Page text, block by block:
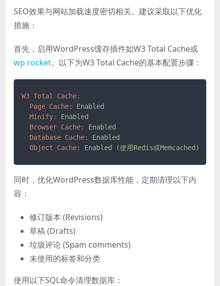
SEO效果与网站加载速度密切相关。建议采取以下优化
措施：
首先，启用WordPress缓存插件如W3 Total Cache或
wp rocket。以下为W3 Total Cache的基本配置步骤：
W3 Total Cache:
Page Cache:
Enabled
Minify:
Enabled
Browser Cache:
Enabled
Database Cache:
Enabled
Object Cache:
Enabled (使用Redis或Memcached)
同时，优化WordPress数据库性能，定期清理以下内
容：
修订版本 (Revisions)
草稿 (Drafts)
垃圾评论 (Spam comments)
未使用的标签和分类
使用以下SQL命令清理数据库：